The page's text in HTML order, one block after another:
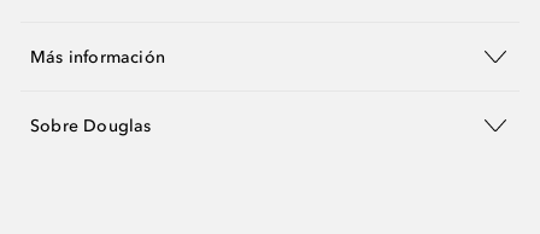
Más información
Sobre Douglas